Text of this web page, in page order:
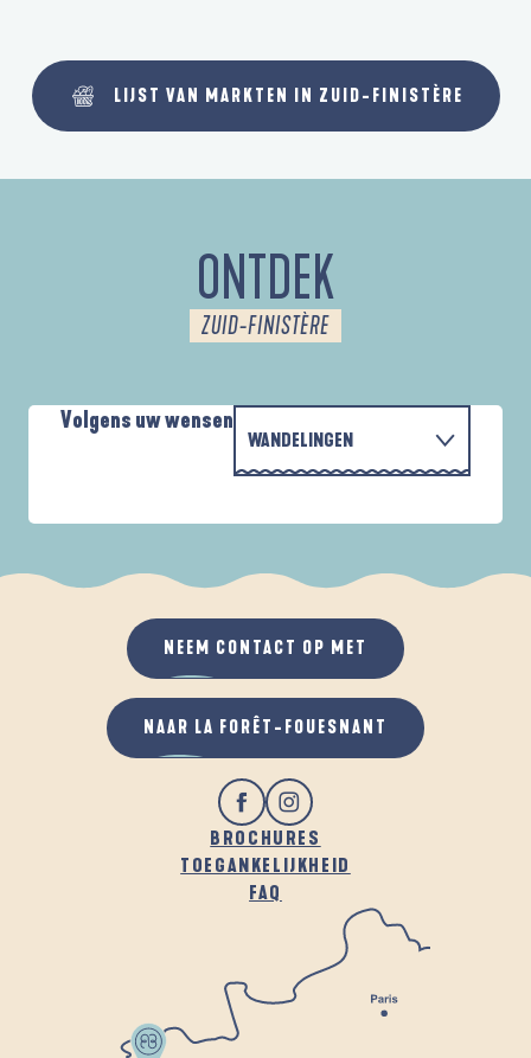
LIJST VAN MARKTEN IN ZUID-FINISTÈRE
ONTDEK
ZUID-FINISTÈRE
Volgens uw wensen
WANDELINGEN
ALS HET REGENT
IN DE FRISSE LUCHT
PARCOURS D'INTERPRÉTATION DE L'ANSE
BROCHURES
TOEGANKELIJKHEID
FAQ
NEEM CONTACT OP MET
NAAR LA FORÊT-FOUESNANT